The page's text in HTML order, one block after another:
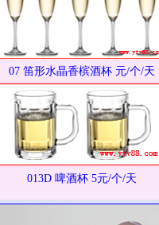
07 笛形水晶香槟酒杯 元/个/天
013D 啤酒杯 5元/个/天